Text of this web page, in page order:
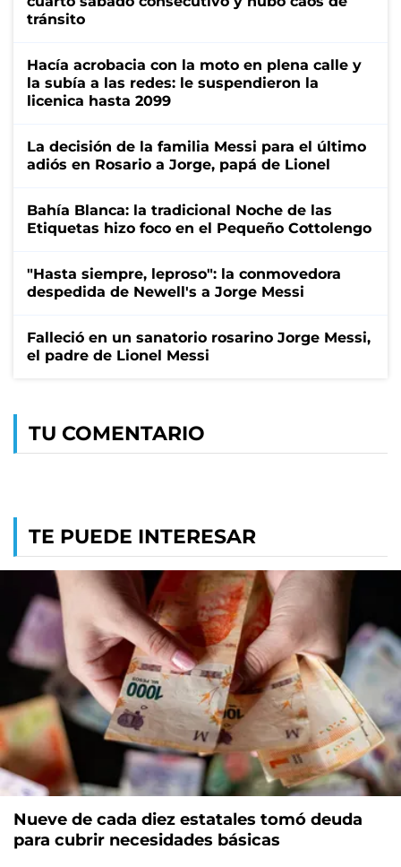
tránsito
Hacía acrobacia con la moto en plena calle y
la subía a las redes: le suspendieron la
licenica hasta 2099
La decisión de la familia Messi para el último
adiós en Rosario a Jorge, papá de Lionel
Bahía Blanca: la tradicional Noche de las
Etiquetas hizo foco en el Pequeño Cottolengo
"Hasta siempre, leproso": la conmovedora
despedida de Newell's a Jorge Messi
Falleció en un sanatorio rosarino Jorge Messi,
el padre de Lionel Messi
TU COMENTARIO
TE PUEDE INTERESAR
Nueve de cada diez estatales tomó deuda
para cubrir necesidades básicas